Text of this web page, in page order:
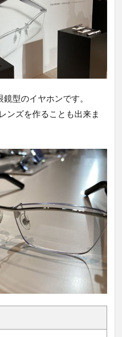
型のイヤホンです。
ンズを作ることも出来ま